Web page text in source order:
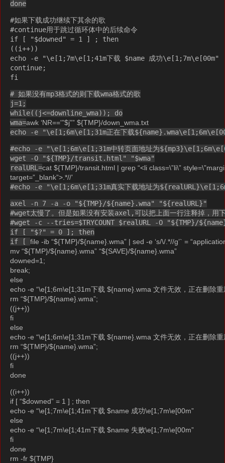
done
#如果下载成功继续下其余的歌
#continue用于跳过循环体中的后续命令
if [ "$downed" = 1 ] ; then
((i++))
echo -e "\e[1;7m\e[1;41m下载 $name 成功\e[1;7m\e[00m"
continue;
fi
# 如果没有mp3格式的则下载wma格式的歌
j=1;
while((j<=downline_wma)); do
wma=awk ‘NR=='”$j”” ${TMP}/down_wma.txt
echo -e "\e[1;6m\e[1;31m正在下载
#echo -e "\e[1;6m\e[1;31m中转页面地址为
wget -O "${TMP}/transit.html" "$wma"
realURL=cat ${TMP}/transit.html | grep “<li class=\”li\”
target=”_blank”>.*//’
#echo -e "\e[1;6m\e[1;31m真实下载地址为
axel -n 7 -a -o "${TMP}/${name}.wma" "${realURL}"
#wget太慢了。但是如果没有安装axel,可以把上面一行注释掉，用
#wget -c --tries=$TRYCOUNT $realURL -O "${TMP}/
if [ "$?" = 0 ]; then
if [file -ib “${TMP}/${name}.wma” | sed -e ‘s/\/.*//g’` =
mv “${TMP}/${name}.wma” “${SAVE}/${name}.wma”
downed=1;
break;
else
echo -e “\e[1;6m\e[1;31m下载 ${name}.wma 文件无效，正在删除
rm “${TMP}/${name}.wma”;
((j++))
fi
else
echo -e “\e[1;6m\e[1;31m下载 ${name}.wma 文件无效，正在删除
rm “${TMP}/${name}.wma”;
((j++))
fi
done
((i++))
if [ “$downed” = 1 ] ; then
echo -e “\e[1;7m\e[1;41m下载 $name 成功\e[1;7m\e[00m”
else
echo -e “\e[1;7m\e[1;41m下载 $name 失败\e[1;7m\e[00m”
fi
done
rm -fr ${TMP}